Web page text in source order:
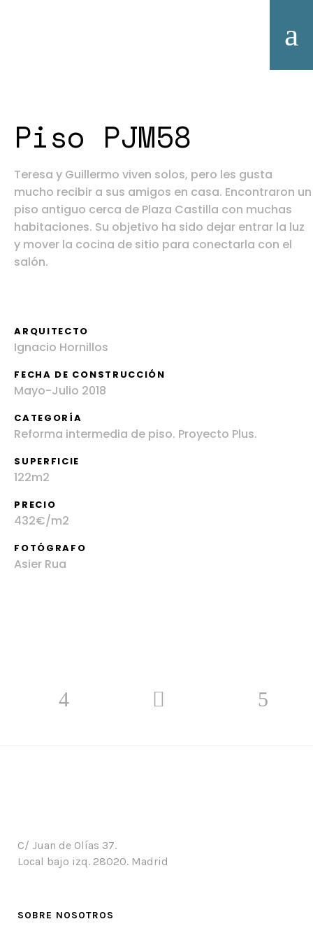
Piso PJM58
Teresa y Guillermo viven solos, pero les gusta
mucho recibir a sus amigos en casa. Encontraron un
piso antiguo cerca de Plaza Castilla con muchas
habitaciones. Su objetivo ha sido dejar entrar la luz
y mover la cocina de sitio para conectarla con el
salón.
ARQUITECTO
Ignacio Hornillos
FECHA DE CONSTRUCCIÓN
Mayo-Julio 2018
CATEGORÍA
Reforma intermedia de piso. Proyecto Plus.
SUPERFICIE
122m2
PRECIO
432€/m2
FOTÓGRAFO
Asier Rua
C/ Juan de Olías 37.
Local bajo izq. 28020. Madrid
SOBRE NOSOTROS